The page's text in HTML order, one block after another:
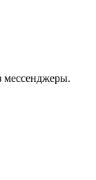
мессенджеры.